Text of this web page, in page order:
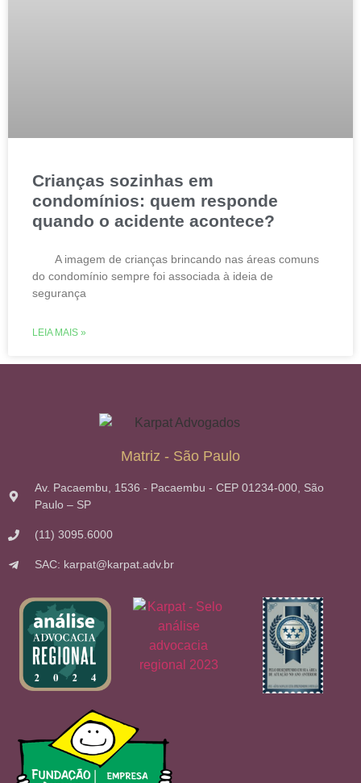
Crianças sozinhas em
condomínios: quem responde
quando o acidente acontece?
A imagem de crianças brincando nas áreas comuns
do condomínio sempre foi associada à ideia de
segurança
LEIA MAIS »
Matriz - São Paulo
Av. Pacaembu, 1536 - Pacaembu - CEP 01234-000, São
Paulo – SP
(11) 3095.6000
SAC: karpat@karpat.adv.br